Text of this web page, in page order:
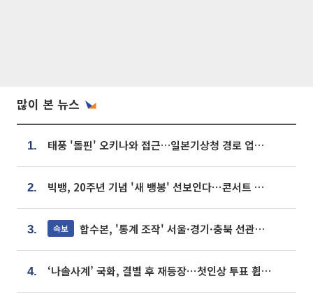
많이 본 뉴스
1. 태풍 '돌핀' 오키나와 접근…일본기상청 경로 업데이트
2. 빅뱅, 20주년 기념 '새 뱅봉' 선보인다⋯콘서트 앞두고 팝업 개최
3. 속보 합수본, '통계 조작' 서울·경기·충북 선관위 등 추가 압수수색
4. ‘나솔사계’ 국화, 결별 후 재등장⋯첫인상 투표 휩쓸고 ‘인기녀’ 등극